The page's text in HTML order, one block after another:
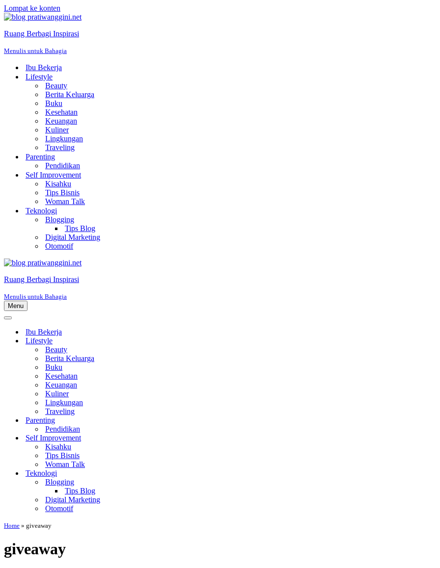
Lompat ke konten
Ruang Berbagi Inspirasi
Menulis untuk Bahagia
Ibu Bekerja
Lifestyle
Beauty
Berita Keluarga
Buku
Kesehatan
Keuangan
Kuliner
Lingkungan
Traveling
Parenting
Pendidikan
Self Improvement
Kisahku
Tips Bisnis
Woman Talk
Teknologi
Blogging
Tips Blog
Digital Marketing
Otomotif
Ruang Berbagi Inspirasi
Menulis untuk Bahagia
Menu
Menu
Menu
NavigasiIbu Bekerja
Lifestyle
Beauty
Berita Keluarga
Buku
Kesehatan
Keuangan
Kuliner
Lingkungan
Traveling
Parenting
Pendidikan
Self Improvement
Kisahku
Tips Bisnis
Woman Talk
Teknologi
Blogging
Tips Blog
Digital Marketing
Otomotif
Home » giveaway
giveaway